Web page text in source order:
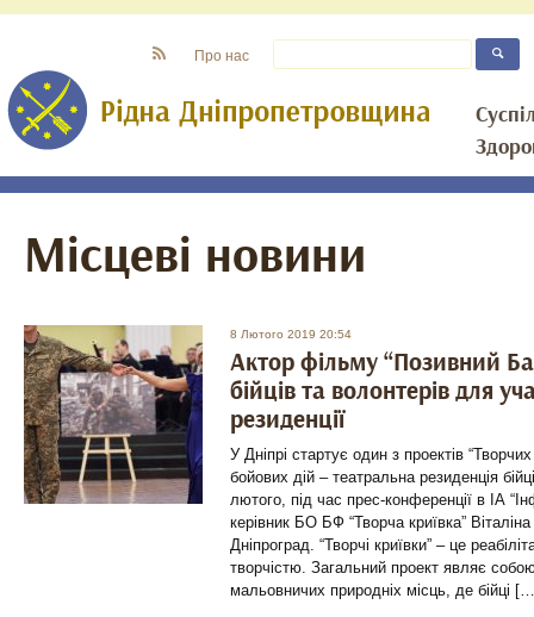
Про нас
Місцеві новини
8 Лютого 2019 20:54
Актор фільму “Позивний
бійців та волонтерів для
резиденції
У Дніпрі стартує один з проектів
бойових дій – театральна резиденція
лютого, під час прес-конференції в ІА
керівник БО БФ “Творча криївка”
Дніпроград. “Творчі криївки” – це
творчістю. Загальний проект являє
мальовничих природніх місць, де бійці